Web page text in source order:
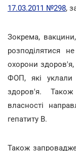
17.03.2011 №298,
Зокрема,
розподілятися
охорони здоров'я,
ФОП, які
здоров'я.
власності
гепатиту В.
Також